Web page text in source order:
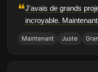
❝J'avais de grands
incroyable.
Maintenant Juste